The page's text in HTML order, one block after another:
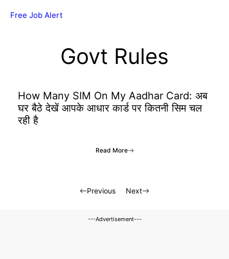
Free Job Alert
Govt Rules
How Many SIM On My Aadhar Card: अब
घर बैठे देखें आपके आधार कार्ड पर कितनी सिम चल
रही है
Read More
Previous Next
---Advertisement---